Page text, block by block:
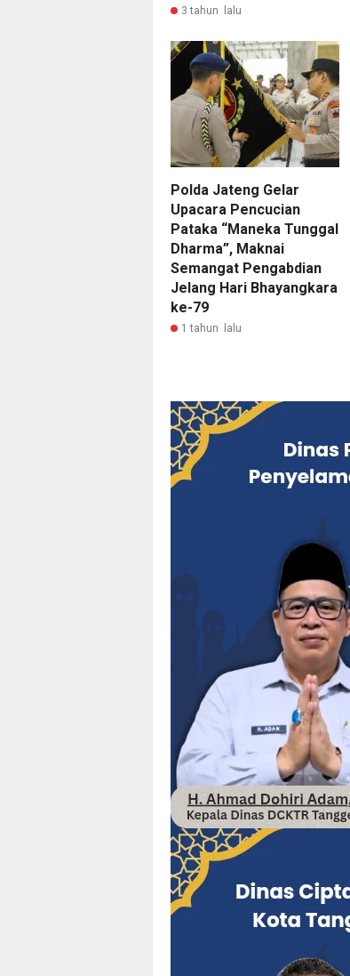
3 tahun lalu
Polda Jateng Gelar
Upacara Pencucian
Pataka “Maneka Tunggal
Dharma”, Maknai
Semangat Pengabdian
Jelang Hari Bhayangkara
ke-79
1 tahun lalu